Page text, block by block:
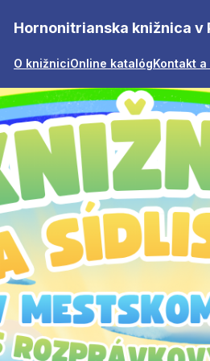
Hornonitrianska knižnica v
O knižniciOnline katalógKontakt